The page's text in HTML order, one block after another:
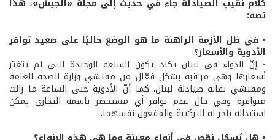
نصه:
• في ظل الأزمة الراهنة ما هو الوضع حاليًا على صعيد توافر
الأدوية والأسعار؟
- إنّ الدواء في لبنان يكاد يكون السلعة الوحيدة التي لم تتغيّر
أسعارها وهي مراقبة بشكل فعّال من مفتشي وزارة الصحة العامة
ومفتشي نقابة صيادلة لبنان. كما أنّ الأدوية حتى الساعة ما زالت
متوافرة وفي حال عدم توافر أي مستحضر باسمه التجاري يمكن
استبداله بآخر له التركيبة والمفعول نفسهما.